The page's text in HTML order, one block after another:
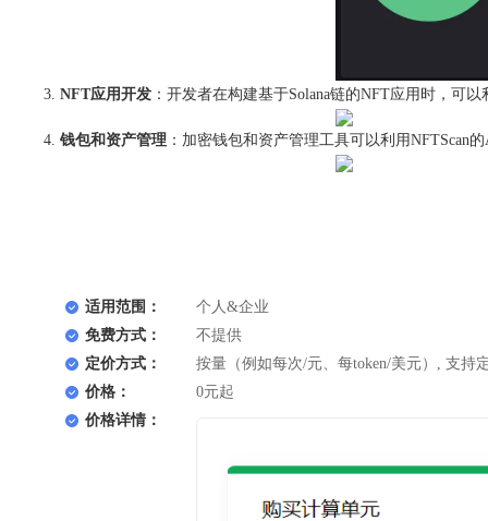
NFT应用开发 ：开发者在构建基于Solana链的NFT应用时，可
钱包和资产管理 ：加密钱包和资产管理工具可以利用NFTScan
适用范围：
个人&企业
免费方式：
不提供
定价方式：
按量（例如每次/元、每token/美元）, 支持
价格：
0元起
价格详情：